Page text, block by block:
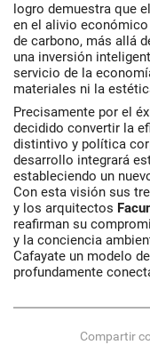
logro demuestra que
en el alivio
de carbono, más allá
una inversión
servicio de la
materiales ni la
Precisamente por el
decidido convertir la
distintivo y política
desarrollo integrará
estableciendo un
Con esta visión sus
y los arquitectos
reafirman su
y la conciencia
Cafayate un modelo
profundamente
Compartir